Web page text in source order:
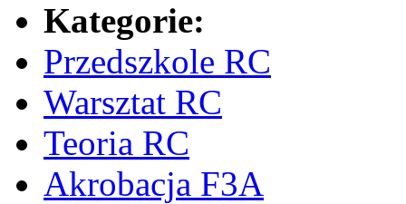
Kategorie:
Przedszkole RC
Warsztat RC
Teoria RC
Akrobacja F3A